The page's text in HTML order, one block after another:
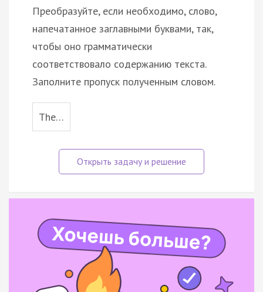
Преобразуйте, если необходимо, слово,
напечатанное заглавными буквами, так,
чтобы оно грамматически
соответствовало содержанию текста.
Заполните пропуск полученным словом.
The…